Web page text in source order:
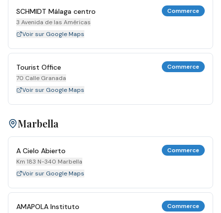
SCHMIDT Málaga centro
3 Avenida de las Américas
Commerce
Voir sur Google Maps
Tourist Office
70 Calle Granada
Commerce
Voir sur Google Maps
Marbella
A Cielo Abierto
Km 183 N-340 Marbella
Commerce
Voir sur Google Maps
AMAPOLA Instituto Commerce